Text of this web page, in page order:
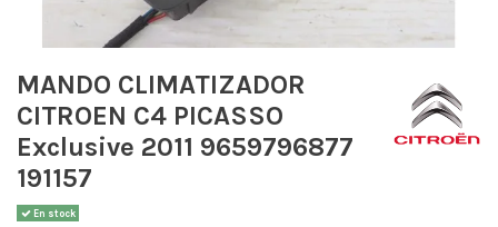
MANDO CLIMATIZADOR
CITROEN C4 PICASSO
Exclusive 2011 9659796877
191157
En stock